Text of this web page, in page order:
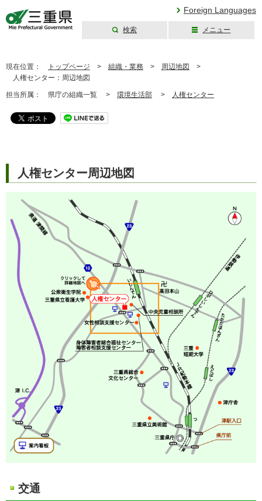
Foreign Languages
検索 メニュー
現在位置： トップページ > 組織・業務 > 周辺地図
>
人権センター：周辺地図
担当所属： 県庁の組織一覧 > 環境生活部 > 人権センター
人権センター周辺地図
交通